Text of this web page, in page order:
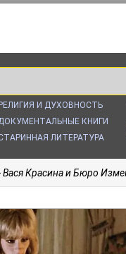
РЕЛИГИЯ И ДУХОВНОСТЬ
КНИГИ
ЛИТЕРАТУРА
Вася Красина и Бюро